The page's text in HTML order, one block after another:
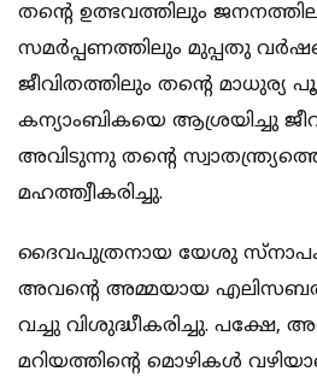
തന്റെ ഉത്ഭവത്തിലും
സമർപ്പണത്തിലും മുപ്പതു
ജീവിതത്തിലും തന്റെ മാധുര്യ
കന്യാംബികയെ ആശ്രയിച്ചു
അവിടുന്നു തന്റെ
മഹത്ത്വീകരിച്ചു.
ദൈവപുത്രനായ യേശു
അവന്റെ അമ്മയായ
വച്ചു വിശുദ്ധീകരിച്ചു. പക്ഷേ,
മറിയത്തിന്റെ മൊഴികൾ